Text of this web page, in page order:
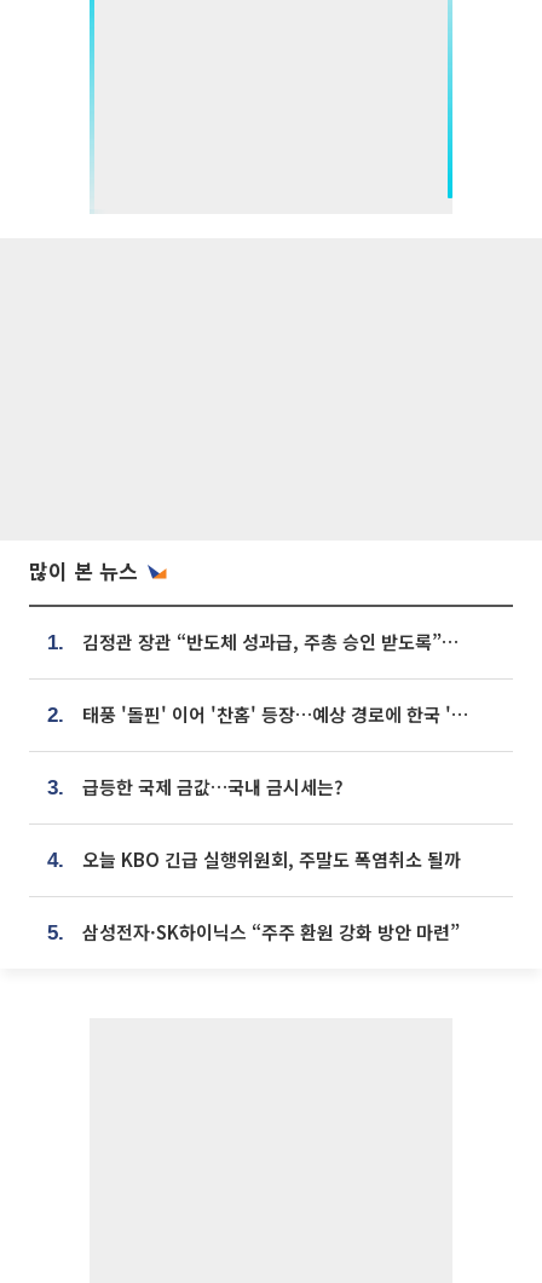
많이 본 뉴스
1. 김정관 장관 “반도체 성과급, 주총 승인 받도록”…상법·자본시장법 개정 시사
2. 태풍 '돌핀' 이어 '찬홈' 등장…예상 경로에 한국 '한숨'
3. 급등한 국제 금값…국내 금시세는?
4. 오늘 KBO 긴급 실행위원회, 주말도 폭염취소 될까
5. 삼성전자·SK하이닉스 “주주 환원 강화 방안 마련”